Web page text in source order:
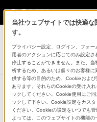
アクティブスピーカー/
スピーカー用ケース
CKS-X3
当社ウェブサイトでは快適
す。
プライバシー設定、ログイン、フォ
用者のアクションに応じてのみ設定
停止することができません。また、
析するため、あるいは個々のお客様
供する等の目的のため、Cookieおよ
あります。それらのCookieの受け入
ックしてください。Cookie使用にご
ックして下さい。Cookie設定をカス
ください。Cookieの設定をいつでも
よっては、このウェブサイトの機能